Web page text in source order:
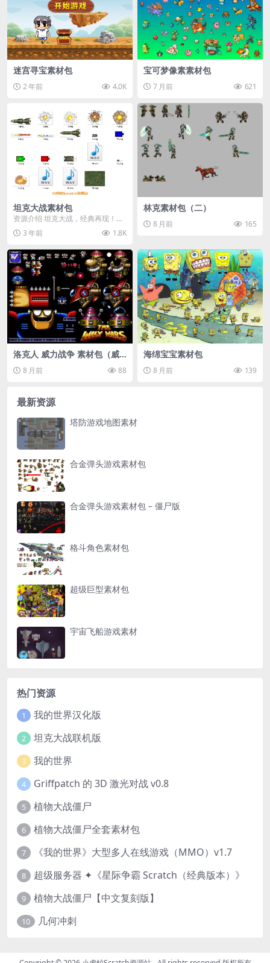
迷宫寻宝素材包
2 年前 4.0K
宝可梦像素素材包
7 月前 621
坦克大战素材包
资源介绍 坦克大战，经典再现！小
虎鲸Scratch资源站为你带来一套完
整的坦克大...
3 年前 1.8K
林克素材包（二）
8 月前 165
洛克人 威力战争 素材包（威
8 月前 88
海绵宝宝素材包
8 月前 139
最新资源
塔防游戏地图素材
合金弹头游戏素材包
合金弹头游戏素材包 – 僵尸版
格斗角色素材包
超级巨型素材包
宇宙飞船游戏素材
热门资源
1 我的世界汉化版
2 坦克大战联机版
3 我的世界
4 Griffpatch 的 3D 激光对战 v0.8
5 植物大战僵尸
6 植物大战僵尸全套素材包
7 《我的世界》大型多人在线游戏（MMO）v1.7
8 超级服务器 ✦《星际争霸 Scratch（经典版本）》
9 植物大战僵尸【中文复刻版】
10 几何冲刺